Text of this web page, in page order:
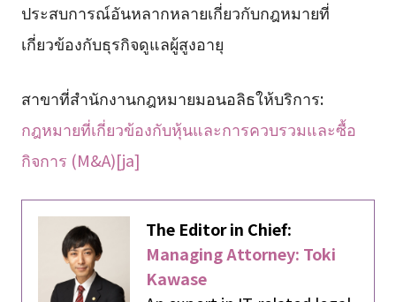
ประสบการณ์อันหลากหลายเกี่ยวกับกฎหมายที่
เกี่ยวข้องกับธุรกิจดูแลผู้สูงอายุ
สาขาที่สำนักงานกฎหมายมอนอลิธให้บริการ:
กฎหมายที่เกี่ยวข้องกับหุ้นและการควบรวมและซื้อ
กิจการ (M&A)[ja]
The Editor in Chief:
Managing Attorney: Toki
Kawase